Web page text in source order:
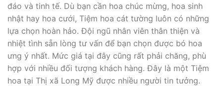
đáo và tinh tế. Dù bạn cần hoa chúc mừng, hoa sinh
nhật hay hoa cưới, Tiệm hoa cát tường luôn có những
lựa chọn hoàn hảo. Đội ngũ nhân viên thân thiện và
nhiệt tình sẵn lòng tư vấn để bạn chọn được bó hoa
ưng ý nhất. Mức giá tại đây cũng rất phải chăng, phù
hợp với nhiều đối tượng khách hàng. Đây là một Tiệm
hoa tại Thị xã Long Mỹ được nhiều người tin tưởng.